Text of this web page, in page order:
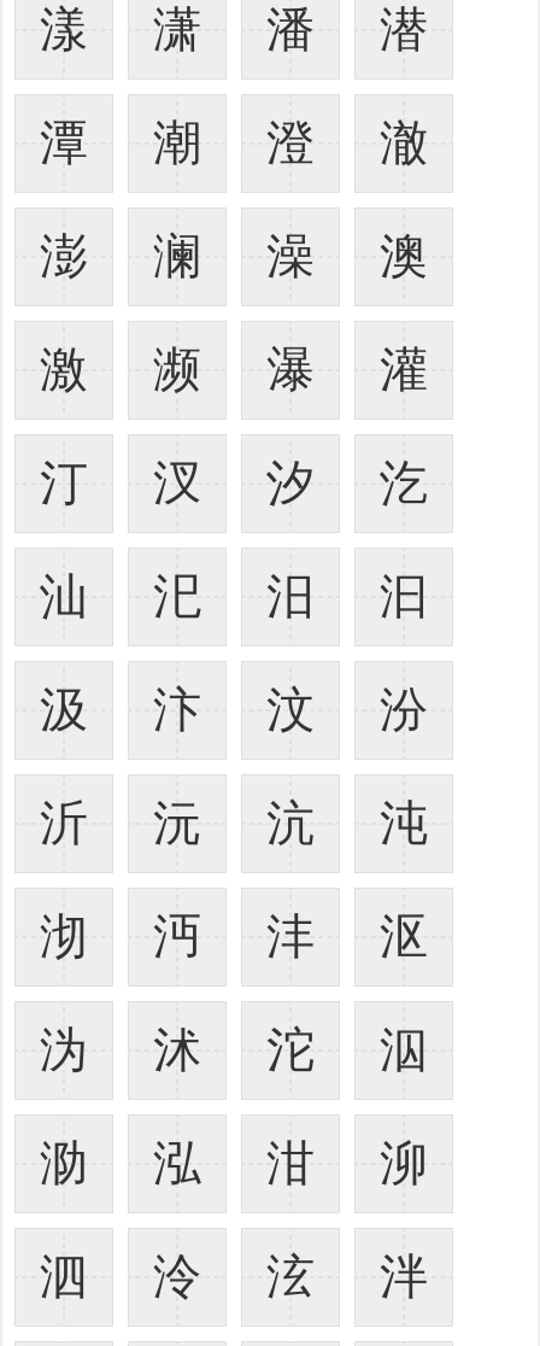
漾 潇 潘 潜
潭 潮 澄 澈
澎 澜 澡 澳
激 濒 瀑 灌
汀 汊 汐 汔
汕 汜 汨 汩
汲 汴 汶 汾
沂 沅 沆 沌
沏 沔 沣 沤
沩 沭 沱 泅
泐 泓 泔 泖
泗 泠 泫 泮